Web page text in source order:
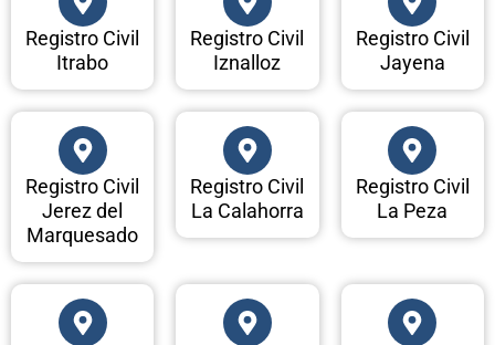
Registro Civil
Itrabo
Registro Civil
Iznalloz
Registro Civil
Jayena
Registro Civil
Jerez del
Marquesado
Registro Civil
La Calahorra
Registro Civil
La Peza